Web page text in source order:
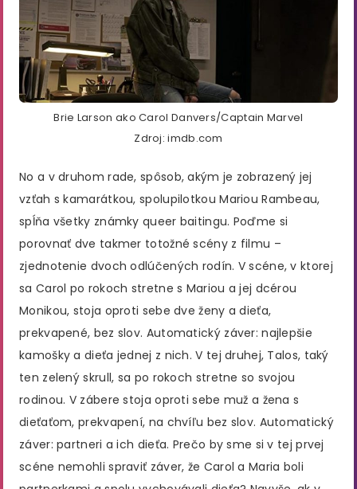
Brie Larson ako Carol Danvers/Captain Marvel
Zdroj: imdb.com
No a v druhom rade, spôsob, akým je zobrazený jej
vzťah s kamarátkou, spolupilotkou Mariou Rambeau,
spĺňa všetky známky queer baitingu. Poďme si
porovnať dve takmer totožné scény z filmu –
zjednotenie dvoch odlúčených rodín. V scéne, v ktorej
sa Carol po rokoch stretne s Mariou a jej dcérou
Monikou, stoja oproti sebe dve ženy a dieťa,
prekvapené, bez slov. Automatický záver: najlepšie
kamošky a dieťa jednej z nich. V tej druhej, Talos, taký
ten zelený skrull, sa po rokoch stretne so svojou
rodinou. V zábere stoja oproti sebe muž a žena s
dieťaťom, prekvapení, na chvíľu bez slov. Automatický
záver: partneri a ich dieťa. Prečo by sme si v tej prvej
scéne nemohli spraviť záver, že Carol a Maria boli